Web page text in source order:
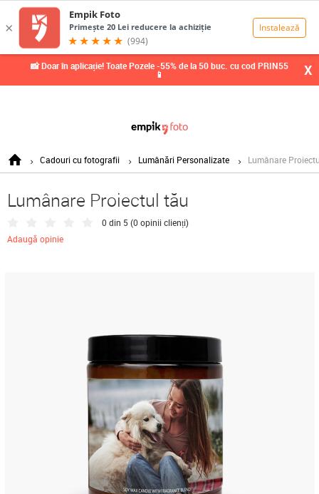
📸 Doar în aplicație! Toate Pozele -55% de la 50 buc. cu cod PRIN55
📱 X
Cadouri cu fotografii Lumânări Personalizate Lumânare
Lumânare Proiectul tău
0 din 5 (0 opinii clienți)
Adaugă opinie